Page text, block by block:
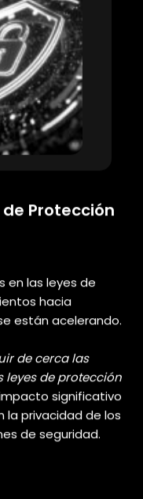
Talentos en
sigue
la brecha de
es
están
de
y la
en
las